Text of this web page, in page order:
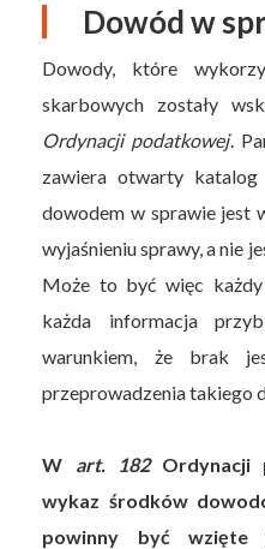
Dowód w
Dowody, które
skarbowych zostały
Ordynacji podatkowej.
zawiera otwarty
dowodem w sprawie jest
wyjaśnieniu sprawy, a nie
Może to być więc
każda informacja
warunkiem, że brak
przeprowadzenia takiego
W art. 182Ordynacji
wykaz środków
powinny być